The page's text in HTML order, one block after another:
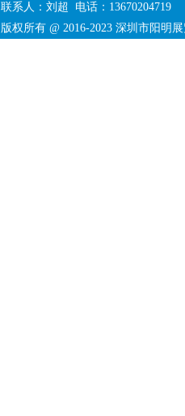
联系人：刘超 电话：13670204719
版权所有 @ 2016-2023 深圳市阳明